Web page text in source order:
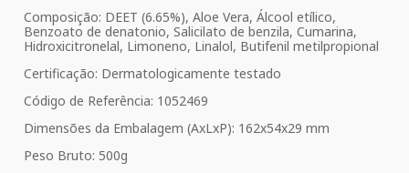
Composição: DEET (6.65%), Aloe Vera, Álcool etílico,
Benzoato de denatonio, Salicilato de benzila, Cumarina,
Hidroxicitronelal, Limoneno, Linalol, Butifenil metilpropional
Certificação: Dermatologicamente testado
Código de Referência: 1052469
Dimensões da Embalagem (AxLxP): 162x54x29 mm
Peso Bruto: 500g